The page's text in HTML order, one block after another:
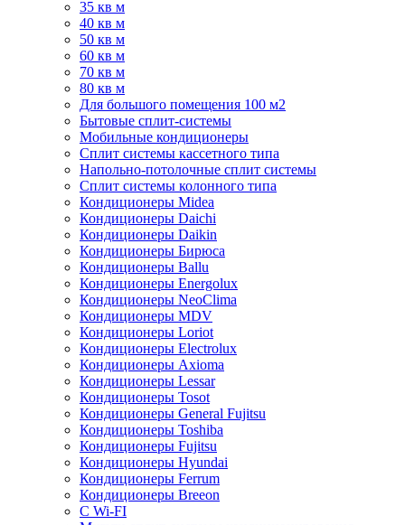
35 кв м
40 кв м
50 кв м
60 кв м
70 кв м
80 кв м
Для большого помещения 100 м2
Бытовые сплит-системы
Мобильные кондиционеры
Сплит системы кассетного типа
Напольно-потолочные сплит системы
Сплит системы колонного типа
Кондиционеры Midea
Кондиционеры Daichi
Кондиционеры Daikin
Кондиционеры Бирюса
Кондиционеры Ballu
Кондиционеры Energolux
Кондиционеры NeoClima
Кондиционеры MDV
Кондиционеры Loriot
Кондиционеры Electrolux
Кондиционеры Axioma
Кондиционеры Lessar
Кондиционеры Tosot
Кондиционеры General Fujitsu
Кондиционеры Toshiba
Кондиционеры Fujitsu
Кондиционеры Hyundai
Кондиционеры Ferrum
Кондиционеры Breeon
С Wi-FI